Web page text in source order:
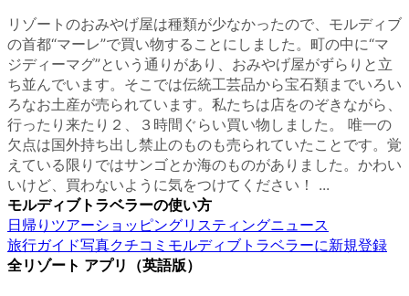
リゾートのおみやげ屋は種類が少なかったので、モルディブ
の首都“マーレ”で買い物することにしました。町の中に“マ
ジディーマグ”という通りがあり、おみやげ屋がずらりと立
ち並んでいます。そこでは伝統工芸品から宝石類までいろい
ろなお土産が売られています。私たちは店をのぞきながら、
行ったり来たり２、３時間ぐらい買い物しました。 唯一の
欠点は国外持ち出し禁止のものも売られていたことです。覚
えている限りではサンゴとか海のものがありました。かわい
いけど、買わないように気をつけてください！ ...
モルディブトラベラーの使い方
日帰りツアーショッピングリスティングニュース
旅行ガイド写真クチコミ モルディブトラベラーに新規登録
全リゾート アプリ（英語版）